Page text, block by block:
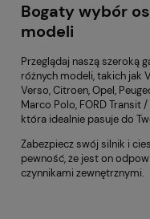
Bogaty wybór
modeli
Przeglądaj naszą szeroką
różnych modeli, takich jak
Verso, Citroen, Opel,
Marco Polo, FORD Transit
która idealnie pasuje do
Zabezpiecz swój silnik i
pewność, że jest on
czynnikami zewnętrznymi.